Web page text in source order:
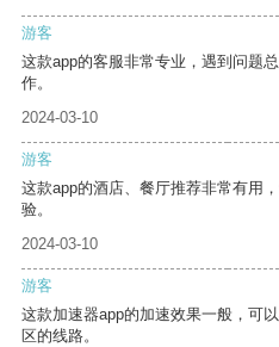
游客
这款app的客服非常专业，遇到问题
作。
2024-03-10
游客
这款app的酒店、餐厅推荐非常有用
验。
2024-03-10
游客
这款加速器app的加速效果一般，可
区的线路。